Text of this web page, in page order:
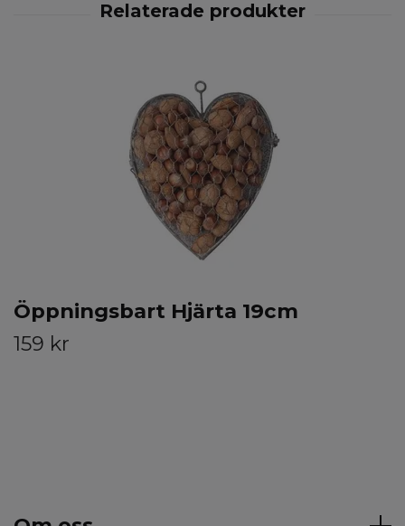
Öppningsbart Hjärta 19cm
159 kr